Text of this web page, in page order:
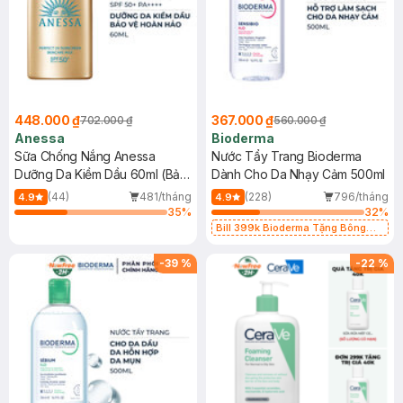
448.000 ₫702.000 ₫
Anessa
Sữa Chống Nắng Anessa
Dưỡng Da Kiềm Dầu 60ml (Bản
Mới)
4.9 (44)
481/tháng
35%
367.000 ₫560.000 ₫
Bioderma
Nước Tẩy Trang Bioderma
Dành Cho Da Nhạy Cảm 500ml
4.9 (228)
796/tháng
32%
Bill 399k Bioderma Tặng Bông
-39 % -22 %